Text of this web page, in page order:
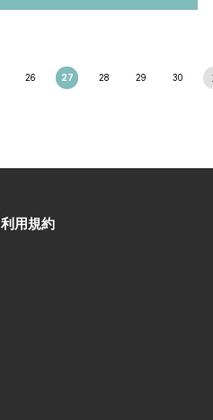
26 27 28 29 30
利用規約